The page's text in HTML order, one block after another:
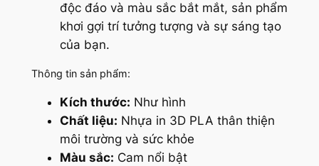
độc đáo và màu sắc bắt mắt, sản phẩm
khơi gợi trí tưởng tượng và sự sáng tạo
của bạn.
Thông tin sản phẩm:
Kích thước: Như hình
Chất liệu: Nhựa in 3D PLA thân thiện
môi trường và sức khỏe
Màu sắc: Cam nổi bật